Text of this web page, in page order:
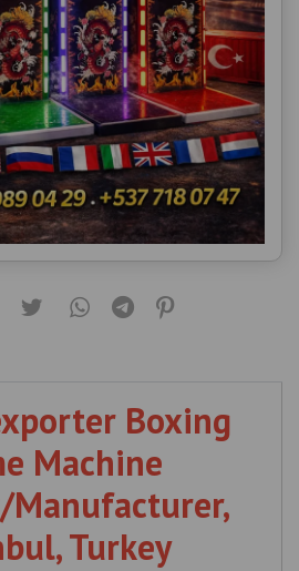
Boxing
Machine
Manufacturer,
Turkey